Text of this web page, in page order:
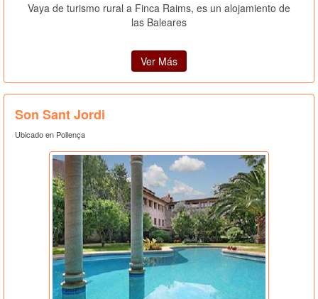
Vaya de turismo rural a Finca Raims, es un alojamiento de
las Baleares
Ver Más
Son Sant Jordi
Ubicado en Pollença